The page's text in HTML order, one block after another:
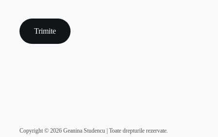
Copyright © 2026 Geanina Studencu | Toate drepturile rezervate.